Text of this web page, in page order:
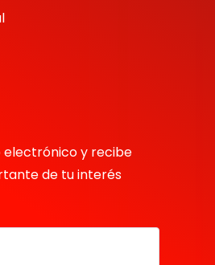
electrónico y recibe
de tu interés